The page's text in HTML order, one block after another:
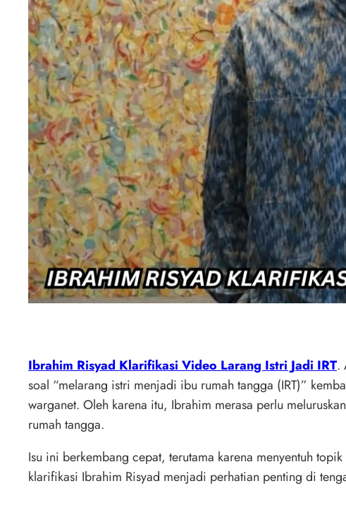
Ibrahim Risyad Klarifikasi Video Larang Istri Jadi IRT.
soal “melarang istri menjadi ibu rumah tangga (IRT)”
warganet. Oleh karena itu, Ibrahim merasa perlu
rumah tangga.
Isu ini berkembang cepat, terutama karena menyentuh
klarifikasi Ibrahim Risyad menjadi perhatian penting di